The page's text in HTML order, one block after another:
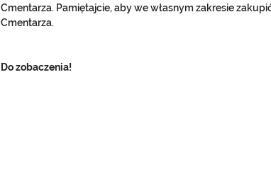
Cmentarza. Pamiętajcie, aby we własnym zakresie
Cmentarza.
Do zobaczenia!